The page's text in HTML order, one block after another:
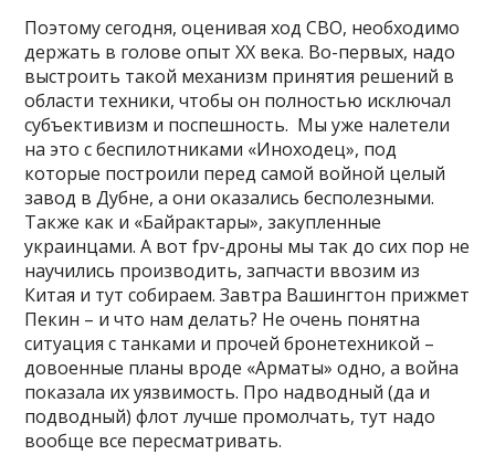
Поэтому сегодня, оценивая ход СВО, необходимо
держать в голове опыт XX века. Во-первых, надо
выстроить такой механизм принятия решений в
области техники, чтобы он полностью исключал
субъективизм и поспешность. Мы уже налетели
на это с беспилотниками «Иноходец», под
которые построили перед самой войной целый
завод в Дубне, а они оказались бесполезными.
Также как и «Байрактары», закупленные
украинцами. А вот fpv-дроны мы так до сих пор не
научились производить, запчасти ввозим из
Китая и тут собираем. Завтра Вашингтон прижмет
Пекин – и что нам делать? Не очень понятна
ситуация с танками и прочей бронетехникой –
довоенные планы вроде «Арматы» одно, а война
показала их уязвимость. Про надводный (да и
подводный) флот лучше промолчать, тут надо
вообще все пересматривать.